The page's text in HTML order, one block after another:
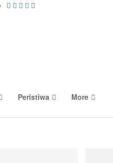
Peristiwa More